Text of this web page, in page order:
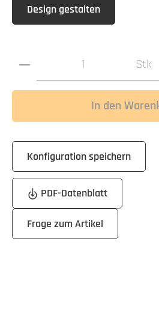
Design gestalten
Produkt Anzahl: Gib den Stk
In den
Konfiguration speichern
PDF-Datenblatt
Frage zum Artikel